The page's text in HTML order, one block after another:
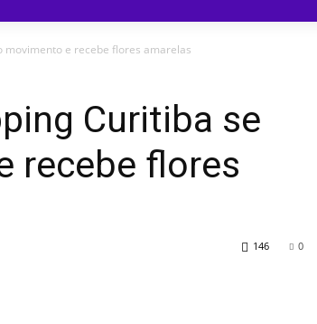
movimento e recebe flores amarelas
Curitiba se
recebe flores
0
146